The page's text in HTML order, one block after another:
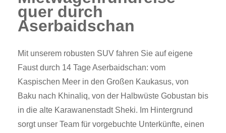
quer durch
Aserbaidschan
Mit unserem robusten SUV fahren Sie auf eigene
Faust durch 14 Tage Aserbaidschan: vom
Kaspischen Meer in den Großen Kaukasus, von
Baku nach Khinaliq, von der Halbwüste Gobustan bis
in die alte Karawanenstadt Sheki. Im Hintergrund
sorgt unser Team für vorgebuchte Unterkünfte, einen